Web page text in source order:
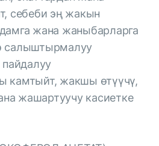
себеби эң жакын
жана жаныбарларга
салыштырмалуу
пайдалуу
камтыйт, жакшы өтүүчү,
жашартуучу касиетке